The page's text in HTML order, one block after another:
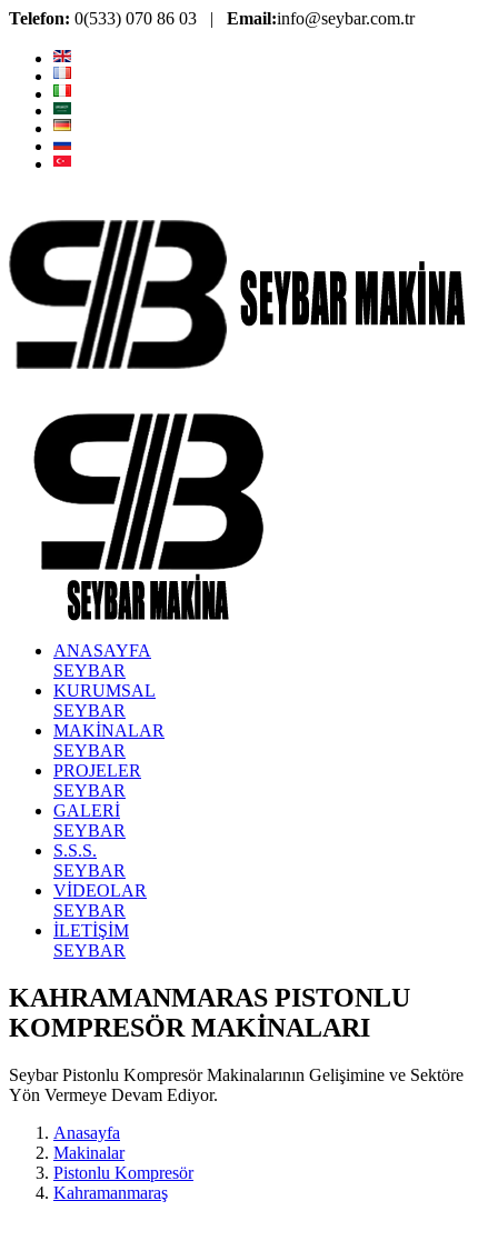
Telefon: 0(533) 070 86 03 | Email:info@seybar.com.tr
ANASAYFA
SEYBAR
KURUMSAL
SEYBAR
MAKİNALAR
SEYBAR
PROJELER
SEYBAR
GALERİ
SEYBAR
S.S.S.
SEYBAR
VİDEOLAR
SEYBAR
İLETİŞİM
SEYBAR
KAHRAMANMARAS PISTONLU
KOMPRESÖR MAKİNALARI
Seybar Pistonlu Kompresör Makinalarının Gelişimine ve Sektöre
Yön Vermeye Devam Ediyor.
Anasayfa
Makinalar
Pistonlu Kompresör
Kahramanmaraş